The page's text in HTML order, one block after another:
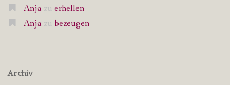
Anja zu erhellen
Anja zu bezeugen
Archiv